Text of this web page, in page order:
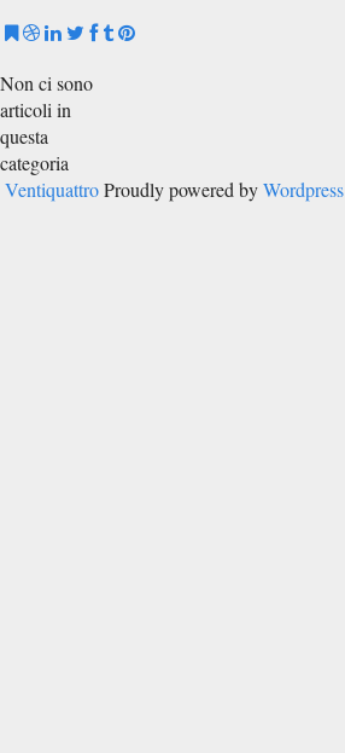
Non ci sono
articoli in
questa
categoria
Ventiquattro Proudly powered byWordpress